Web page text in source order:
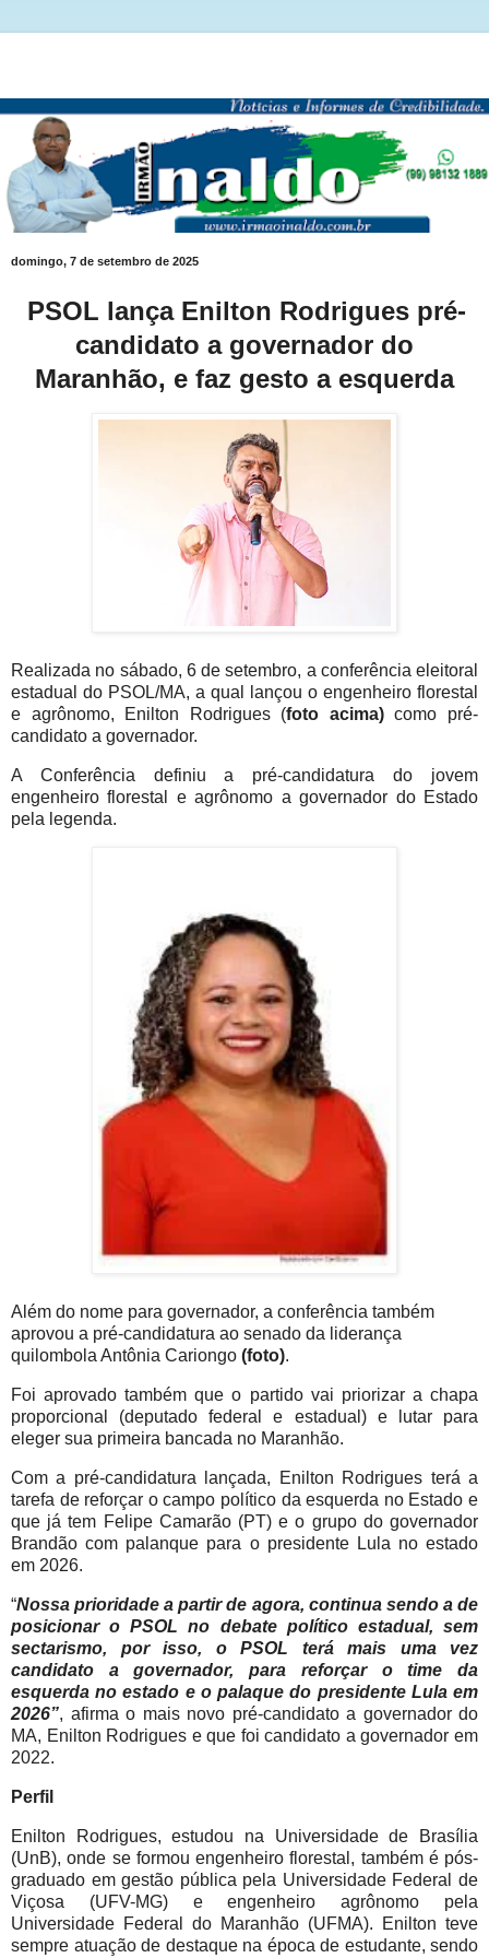
domingo, 7 de setembro de 2025
PSOL lança Enilton Rodrigues pré-
candidato a governador do
Maranhão, e faz gesto a esquerda
Realizada no sábado, 6 de setembro, a conferência eleitoral
estadual do PSOL/MA, a qual lançou o engenheiro florestal
e agrônomo, Enilton Rodrigues (foto acima)como pré-
candidato a governador.
A Conferência definiu a pré-candidatura do jovem
engenheiro florestal e agrônomo a governador do Estado
pela legenda.
Além do nome para governador, a conferência também
aprovou a pré-candidatura ao senado da liderança
quilombola Antônia Cariongo (foto).
Foi aprovado também que o partido vai priorizar a chapa
proporcional (deputado federal e estadual) e lutar para
eleger sua primeira bancada no Maranhão.
Com a pré-candidatura lançada, Enilton Rodrigues terá a
tarefa de reforçar o campo político da esquerda no Estado e
que já tem Felipe Camarão (PT) e o grupo do governador
Brandão com palanque para o presidente Lula no estado
em 2026.
“Nossa prioridade a partir de agora, continua sendo a de
posicionar o PSOL no debate político estadual, sem
sectarismo, por isso, o PSOL terá mais uma vez
candidato a governador, para reforçar o time da
esquerda no estado e o palaque do presidente Lula em
2026”, afirma o mais novo pré-candidato a governador do
MA, Enilton Rodrigues e que foi candidato a governador em
2022.
Perfil
Enilton Rodrigues, estudou na Universidade de Brasília
(UnB), onde se formou engenheiro florestal, também é pós-
graduado em gestão pública pela Universidade Federal de
Viçosa (UFV-MG) e engenheiro agrônomo pela
Universidade Federal do Maranhão (UFMA). Enilton teve
sempre atuação de destaque na época de estudante, sendo